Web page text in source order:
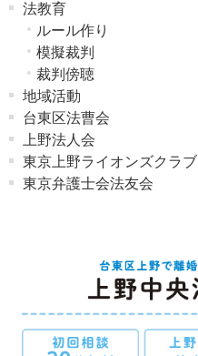
法教育
ルール作り
模擬裁判
裁判傍聴
地域活動
台東区法曹会
上野法人会
東京上野ライオンズクラブ
東京弁護士会法友会